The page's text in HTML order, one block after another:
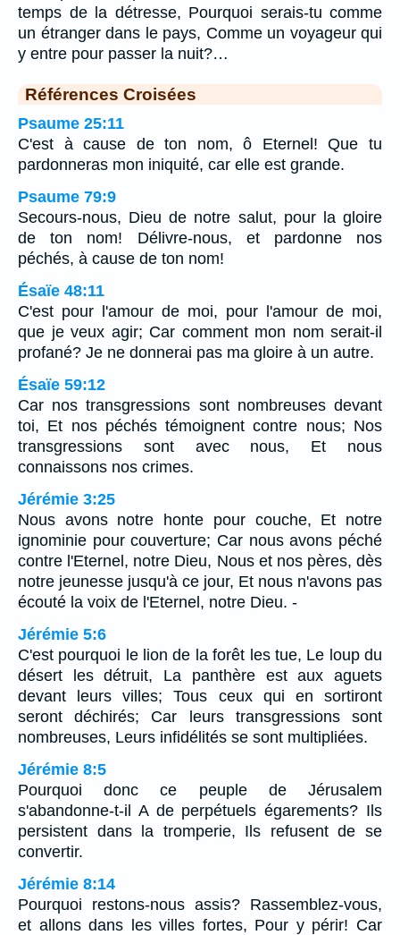
temps de la détresse, Pourquoi serais-tu comme
un étranger dans le pays, Comme un voyageur qui
y entre pour passer la nuit?…
Références Croisées
Psaume 25:11
C'est à cause de ton nom, ô Eternel! Que tu
pardonneras mon iniquité, car elle est grande.
Psaume 79:9
Secours-nous, Dieu de notre salut, pour la gloire
de ton nom! Délivre-nous, et pardonne nos
péchés, à cause de ton nom!
Ésaïe 48:11
C'est pour l'amour de moi, pour l'amour de moi,
que je veux agir; Car comment mon nom serait-il
profané? Je ne donnerai pas ma gloire à un autre.
Ésaïe 59:12
Car nos transgressions sont nombreuses devant
toi, Et nos péchés témoignent contre nous; Nos
transgressions sont avec nous, Et nous
connaissons nos crimes.
Jérémie 3:25
Nous avons notre honte pour couche, Et notre
ignominie pour couverture; Car nous avons péché
contre l'Eternel, notre Dieu, Nous et nos pères, dès
notre jeunesse jusqu'à ce jour, Et nous n'avons pas
écouté la voix de l'Eternel, notre Dieu. -
Jérémie 5:6
C'est pourquoi le lion de la forêt les tue, Le loup du
désert les détruit, La panthère est aux aguets
devant leurs villes; Tous ceux qui en sortiront
seront déchirés; Car leurs transgressions sont
nombreuses, Leurs infidélités se sont multipliées.
Jérémie 8:5
Pourquoi donc ce peuple de Jérusalem
s'abandonne-t-il A de perpétuels égarements? Ils
persistent dans la tromperie, Ils refusent de se
convertir.
Jérémie 8:14
Pourquoi restons-nous assis? Rassemblez-vous,
et allons dans les villes fortes, Pour y périr! Car